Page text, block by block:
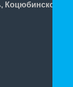
Коцюбинское,